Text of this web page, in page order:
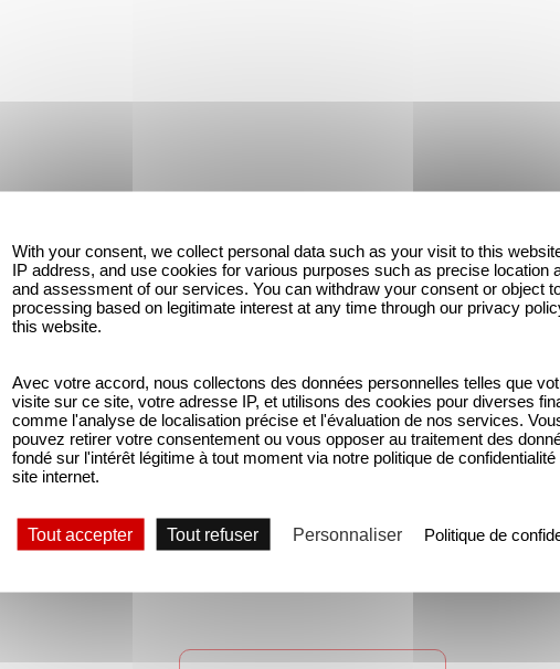
tournoi est finalement abandonné par le pays en
le Mexique se porte candidat
et est désigné
de terre.
With your consent, we collect personal data such as your visit to this
IP address, and use cookies for various purposes such as precise location
and assessment of our services. You can withdraw your consent or object
processing based on legitimate interest at any time through our privacy
this website.
Avec votre accord, nous collectons des données personnelles telles que
visite sur ce site, votre adresse IP, et utilisons des cookies pour diverses
comme l'analyse de localisation précise et l'évaluation de nos services.
pouvez retirer votre consentement ou vous opposer au traitement des
fondé sur l'intérêt légitime à tout moment via notre politique de
site internet.
Tout accepter Tout refuser Personnaliser Politique de